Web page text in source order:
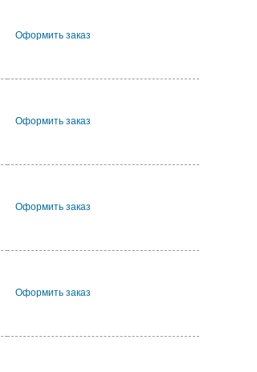
Оформить заказ
Оформить заказ
Оформить заказ
Оформить заказ